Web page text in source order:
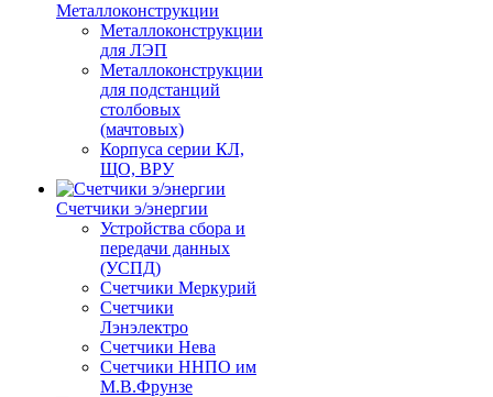
Металлоконструкции
Металлоконструкции
для ЛЭП
Металлоконструкции
для подстанций
столбовых
(мачтовых)
Корпуса серии КЛ,
ЩО, ВРУ
Счетчики э/энергии
Устройства сбора и
передачи данных
(УСПД)
Счетчики Меркурий
Счетчики
Лэнэлектро
Счетчики Нева
Счетчики ННПО им
М.В.Фрунзе